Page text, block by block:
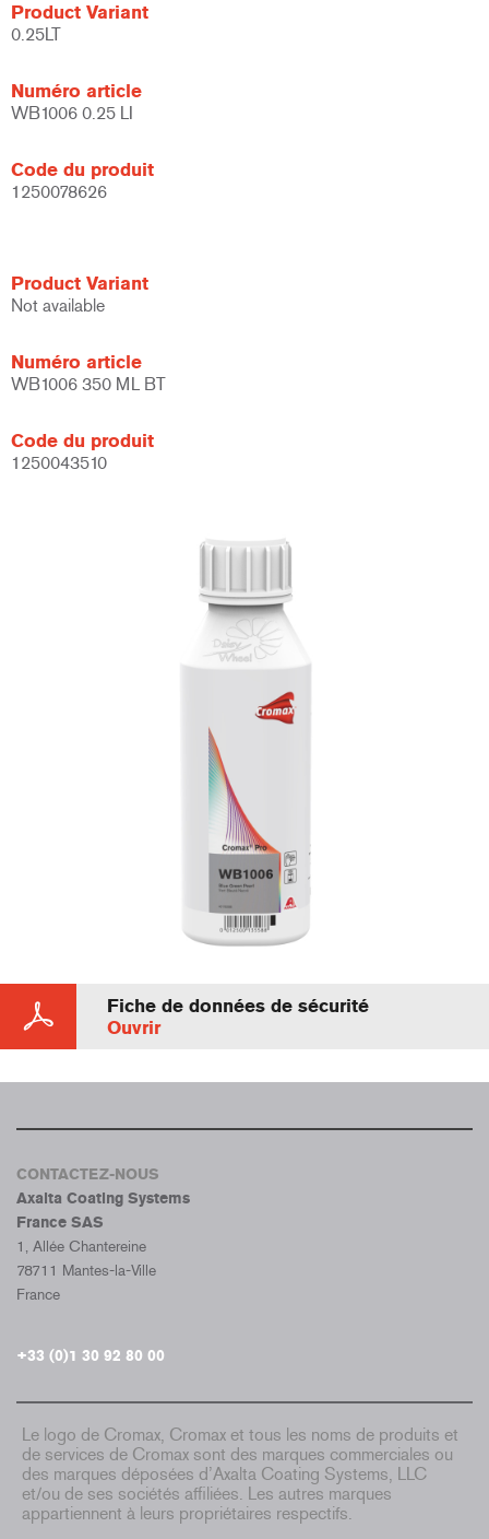
Product Variant
0.25LT
Numéro article
WB1006 0.25 LI
Code du produit
1250078626
Product Variant
Not available
Numéro article
WB1006 350 ML BT
Code du produit
1250043510
Fiche de données de sécurité
Ouvrir
CONTACTEZ-NOUS
Axalta Coating Systems
France SAS
1, Allée Chantereine
78711 Mantes-la-Ville
France
+33 (0)1 30 92 80 00
Le logo de Cromax, Cromax et tous les noms de produits et
de services de Cromax sont des marques commerciales ou
des marques déposées d’Axalta Coating Systems, LLC
et/ou de ses sociétés affiliées. Les autres marques
appartiennent à leurs propriétaires respectifs.